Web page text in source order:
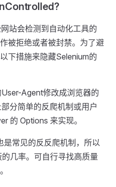
站会检测到自动化工具的
被拒绝或者被封禁。为了避
下措施来隐藏Selenium的
Agent修改成浏览器的
分简单的反爬机制或用户
的 Options 来实现。
常见的反反爬机制，所以
几率。可自行寻找高质量